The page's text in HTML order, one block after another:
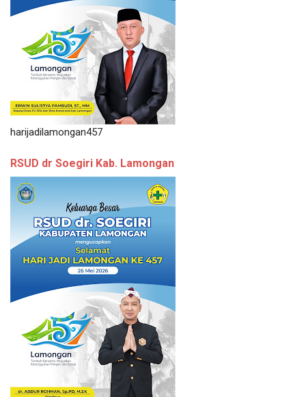
harijadilamongan457
RSUD dr Soegiri Kab. Lamongan